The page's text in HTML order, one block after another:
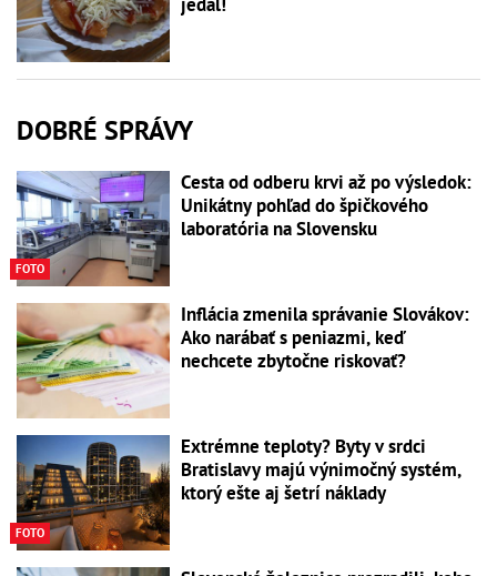
jedál!
DOBRÉ SPRÁVY
FOTO
Cesta od odberu krvi až po výsledok:
Unikátny pohľad do špičkového
laboratória na Slovensku
Inflácia zmenila správanie Slovákov:
Ako narábať s peniazmi, keď
nechcete zbytočne riskovať?
FOTO
Extrémne teploty? Byty v srdci
Bratislavy majú výnimočný systém,
ktorý ešte aj šetrí náklady